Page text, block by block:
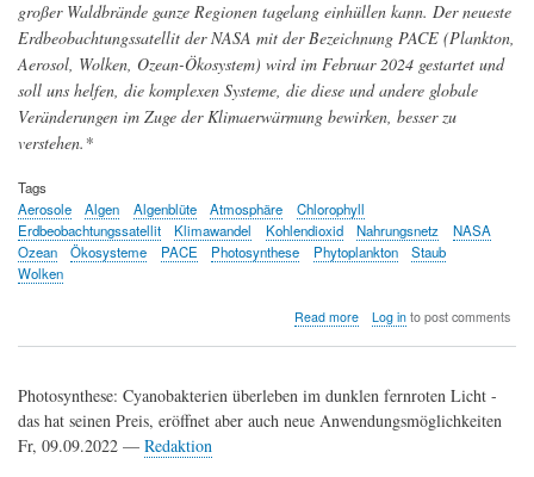
großer Waldbrände ganze Regionen tagelang einhüllen kann. Der neueste
Erdbeobachtungssatellit der NASA mit der Bezeichnung PACE (Plankton,
Aerosol, Wolken, Ozean-Ökosystem) wird im Februar 2024 gestartet und
soll uns helfen, die komplexen Systeme, die diese und andere globale
Veränderungen im Zuge der Klimaerwärmung bewirken, besser zu
verstehen.*
Tags
Aerosole
Algen Algenblüte Atmosphäre
Chlorophyll
Erdbeobachtungssatellit
Klimawandel Kohlendioxid Nahrungsnetz
NASA
Ozean
Ökosysteme PACE Photosynthese Phytoplankton
Staub
Wolken
Read moreabout
Erdbeobachtungssatellit
der
NASA,
Log into post comments
Photosynthese: Cyanobakterien überleben im dunklen fernroten Licht -
das hat seinen Preis, eröffnet aber auch neue Anwendungsmöglichkeiten
Fr, 09.09.2022 — Redaktion